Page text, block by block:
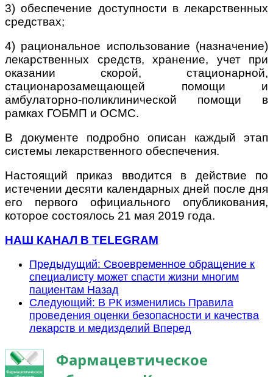
3) обеспечение доступности в лекарственных
средствах;
4) рациональное использование (назначение)
лекарственных средств, хранение, учет при
оказании скорой, стационарной,
стационарозамещающей помощи и
амбулаторно-поликлинической помощи в
рамках ГОБМП и ОСМС.
В документе подробно описан каждый этап
системы лекарственного обеспечения.
Настоящий приказ вводится в действие по
истечении десяти календарных дней после дня
его первого официального опубликования,
которое состоялось 21 мая 2019 года.
НАШ КАНАЛ В TELEGRAM
Предыдущий: Своевременное обращение к
специалисту может спасти жизни многим
пациентам Назад
Следующий: В РК изменились Правила
проведения оценки безопасности и качества
лекарств и медизделий Вперед
Фармацевтическое